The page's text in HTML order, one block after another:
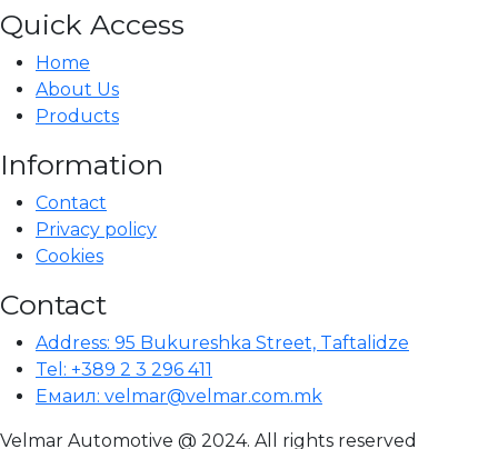
Quick Access
Home
About Us
Products
Information
Contact
Privacy policy
Cookies
Contact
Address: 95 Bukureshka Street, Taftalidze
Tel: +389 2 3 296 411
Емаил: velmar@velmar.com.mk
Velmar Automotive @ 2024. All rights reserved